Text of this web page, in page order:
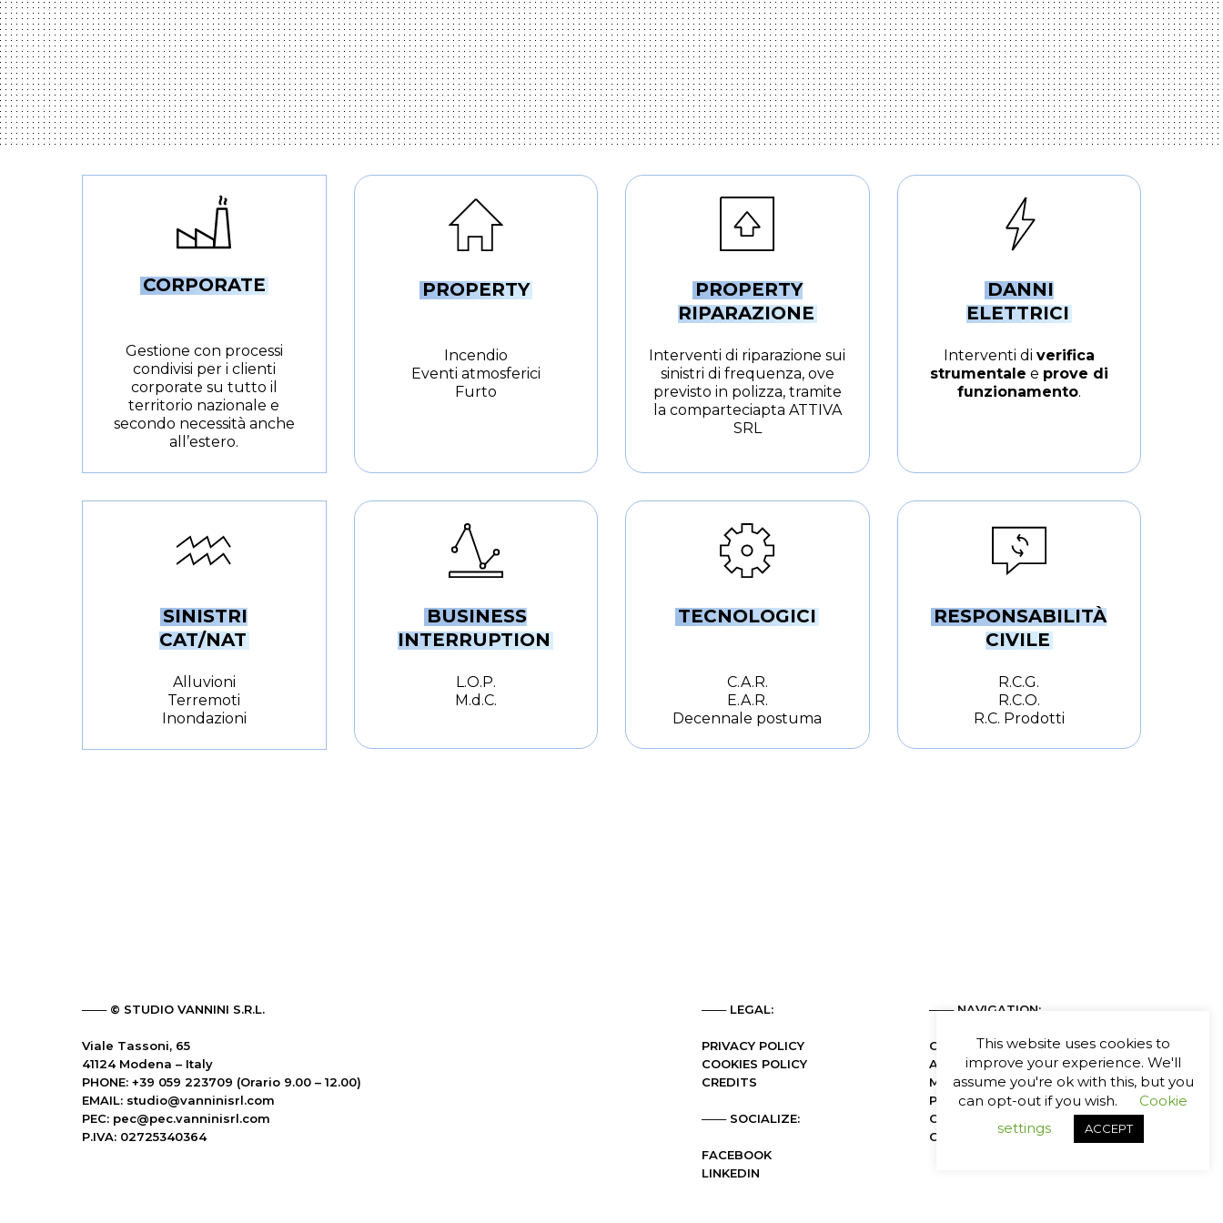
CORPORATE
Gestione con processi
condivisi per i clienti
corporate su tutto il
territorio nazionale e
secondo necessità anche
all’estero.
PROPERTY
Incendio
Eventi atmosferici
Furto
PROPERTY
RIPARAZIONE
Interventi di riparazione sui
sinistri di frequenza, ove
previsto in polizza, tramite
la comparteciapta ATTIVA
SRL
DANNI
ELETTRICI
Interventi di verifica
strumentale e prove di
funzionamento.
SINISTRI
CAT/NAT
Alluvioni
Terremoti
Inondazioni
BUSINESS
INTERRUPTION
L.O.P.
M.d.C.
TECNOLOGICI
C.A.R.
E.A.R.
Decennale postuma
RESPONSABILITÀ
CIVILE
R.C.G.
R.C.O.
R.C. Prodotti
─── © STUDIO VANNINI S.R.L.
Viale Tassoni, 65
41124 Modena – Italy
PHONE: +39 059 223709 (Orario 9.00 – 12.00)
EMAIL: studio@vanninisrl.com
PEC: pec@pec.vanninisrl.com
P.IVA: 02725340364
─── LEGAL:
PRIVACY POLICY
COOKIES POLICY
CREDITS
─── SOCIALIZE:
FACEBOOK
LINKEDIN
─── NAVIGATION:
CHI SIAMO
ATTIVITÀ
METODO
PARTNERSHIP
CASE HISTORY
CONTATTI
This website uses cookies to
improve your experience. We'll
assume you're ok with this, but you
can opt-out if you wish.
Cookie
settings
ACCEPT